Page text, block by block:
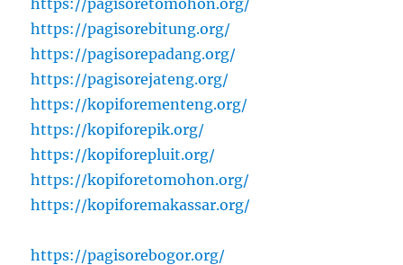
https://pagisorebitung.org/
https://pagisorepadang.org/
https://pagisorejateng.org/
https://kopiforementeng.org/
https://kopiforepik.org/
https://kopiforepluit.org/
https://kopiforetomohon.org/
https://kopiforemakassar.org/
https://pagisorebogor.org/